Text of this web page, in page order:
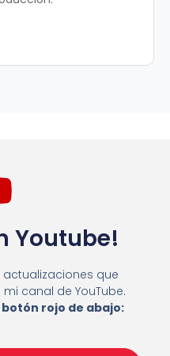
Youtube!
que
canal de YouTube.
rojo de abajo: